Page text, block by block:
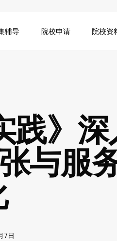
辅导 院校申请 院校资
践》深
与服
7日